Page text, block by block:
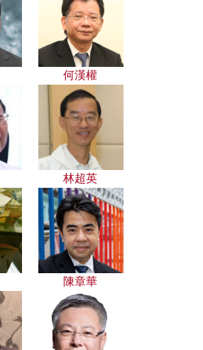
何漢權
林超英
陳章華